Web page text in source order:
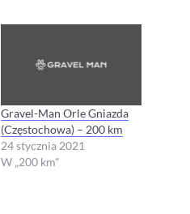
Gravel-Man Orle Gniazda
(Częstochowa) – 200 km
24 stycznia 2021
W „200 km"